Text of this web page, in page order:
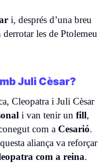
i, després d’una breu
derrotar les de Ptolemeu
Juli Cèsar?
Cleopatra i Juli Cèsar
i van tenir un fill,
com a Cesarió.
aliança va reforçar
com a reina.